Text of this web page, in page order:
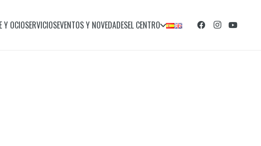
Y OCIOSERVICIOSEVENTOS Y NOVEDADESEL CENTRO